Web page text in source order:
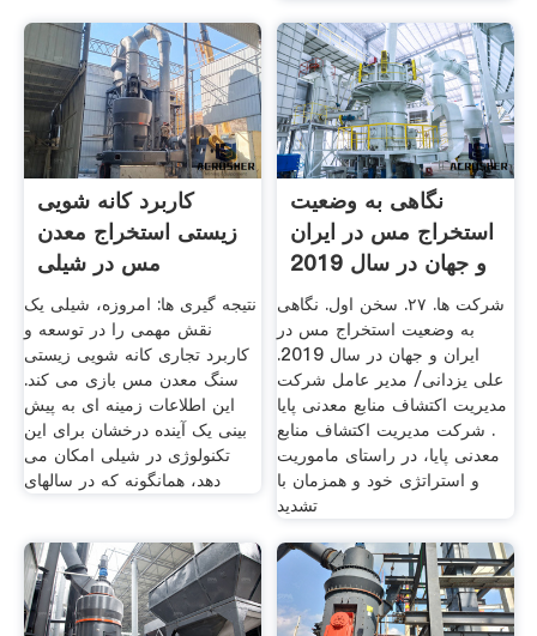
کاربرد کانه شویی
زیستی استخراج معدن
مس در شیلی
نتیجه گیری ها: امروزه، شیلی یک
نقش مهمی را در توسعه و
کاربرد تجاری کانه شویی زیستی
سنگ معدن مس بازی می کند.
این اطلاعات زمینه ای به پیش
بینی یک آینده درخشان برای این
تکنولوژی در شیلی امکان می
دهد، همانگونه که در سالهای
نگاهی به وضعیت
استخراج مس در ایران
و جهان در سال 2019
شرکت ها. ۲۷. سخن اول. نگاهی
به وضعیت استخراج مس در
ایران و جهان در سال 2019.
علی یزدانی/ مدیر عامل شرکت
مدیریت اکتشاف منابع معدنی پایا
. شرکت مدیریت اکتشاف منابع
معدنی پایا، در راستای ماموریت
و استراتژی خود و همزمان با
تشدید